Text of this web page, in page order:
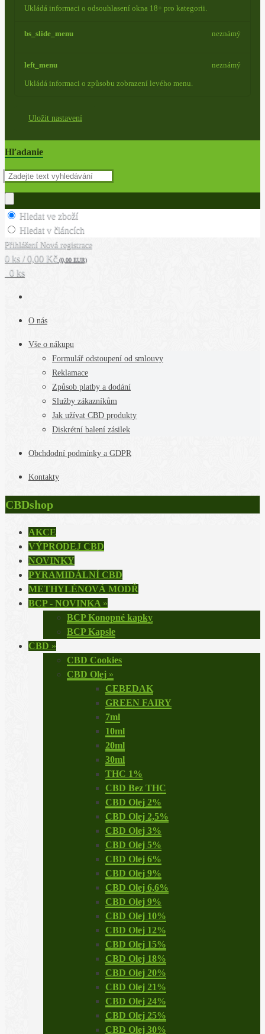
Ukládá informaci o odsouhlasení okna 18+ pro kategorii.
bs_slide_menu neznámý
left_menu
Ukládá informaci o způsobu zobrazení levého menu.
neznámý
Uložit nastavení
Hľadanie
Hledat ve zboží
Hledat v článcích
Přihlášení Nová registrace
0 ks / 0,00 Kč (0,00 EUR)
0 ks
O nás
Vše o nákupu
Formulář odstoupení od smlouvy
Reklamace
Způsob platby a dodání
Služby zákazníkům
Jak užívat CBD produkty
Diskrétní balení zásilek
Obchdodní podmínky a GDPR
Kontakty
CBDshop
AKCE
VÝPRODEJ CBD
NOVINKY
PYRAMIDÁLNÍ CBD
METHYLÉNOVÁ MODŘ
BCP - NOVINKA »
BCP Konopné kapky
BCP Kapsle
CBD »
CBD Cookies
CBD Olej »
CEBEDAK
GREEN FAIRY
7ml
10ml
20ml
30ml
THC 1%
CBD Bez THC
CBD Olej 2%
CBD Olej 2,5%
CBD Olej 3%
CBD Olej 5%
CBD Olej 6%
CBD Olej 9%
CBD Olej 6,6%
CBD Olej 9%
CBD Olej 10%
CBD Olej 12%
CBD Olej 15%
CBD Olej 18%
CBD Olej 20%
CBD Olej 21%
CBD Olej 24%
CBD Olej 25%
CBD Olej 30%